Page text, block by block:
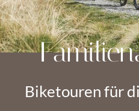
Biketouren für